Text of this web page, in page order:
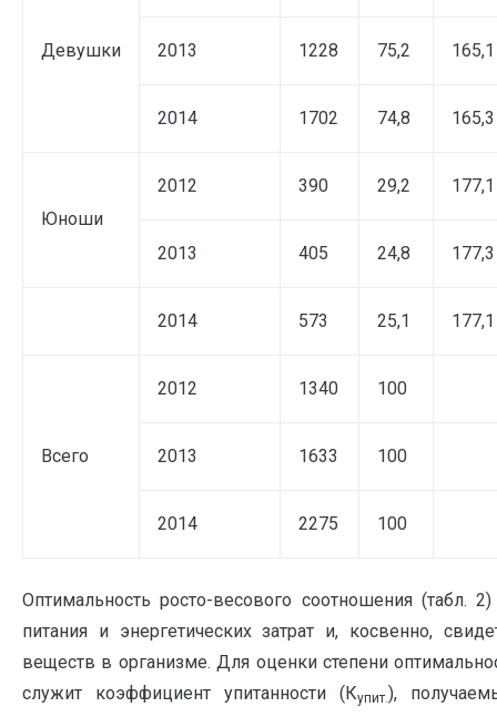
Девушки 2013 1228 75,2 165,1
2014 1702 74,8 165,3
Юноши
2012 390 29,2 177,1
2013 405 24,8 177,3
2014 573 25,1 177,1
Всего
2012 1340 100
2013 1633 100
2014 2275 100
Оптимальность росто-весового соотношения (табл.
питания и энергетических затрат и, косвенно,
веществ в организме. Для оценки степени
служит коэффициент упитанности (Купит.),